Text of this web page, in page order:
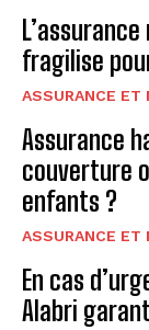
fragilise
ASSURANCE ET
Assurance
couverture
enfants ?
ASSURANCE ET
En cas
Alabri